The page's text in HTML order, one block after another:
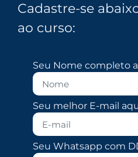
Cadastre-se
ao curso:
Seu Nome completo
Seu melhor E-mail
Seu Whatsapp com